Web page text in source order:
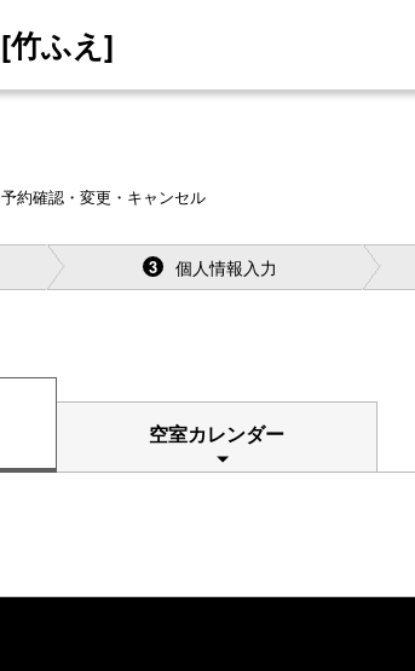
[竹ふえ]
予約確認・変更・キャンセル
3 個人情報入力
空室カレンダー